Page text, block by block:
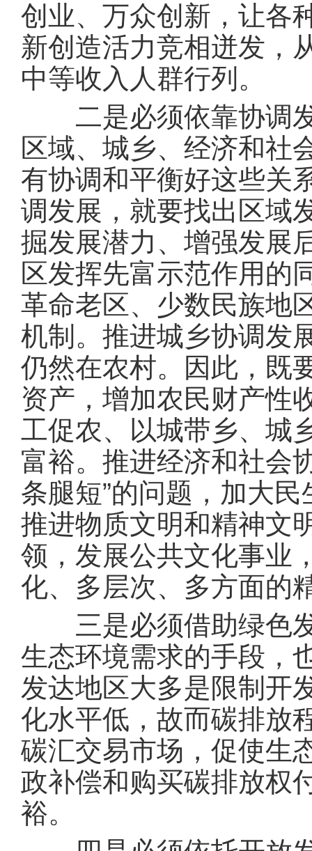
创业、万众创新，让各
新创造活力竞相迸发，
中等收入人群行列。
二是必须依靠协调发
区域、城乡、经济和社
有协调和平衡好这些关
调发展，就要找出区域
掘发展潜力、增强发展
区发挥先富示范作用的
革命老区、少数民族地
机制。推进城乡协调发
仍然在农村。因此，既
资产，增加农民财产性
工促农、以城带乡、城
富裕。推进经济和社会
条腿短”的问题，加大
推进物质文明和精神文
领，发展公共文化事业
化、多层次、多方面的
三是必须借助绿色发
生态环境需求的手段，
发达地区大多是限制开
化水平低，故而碳排放
碳汇交易市场，促使生
政补偿和购买碳排放权
裕。